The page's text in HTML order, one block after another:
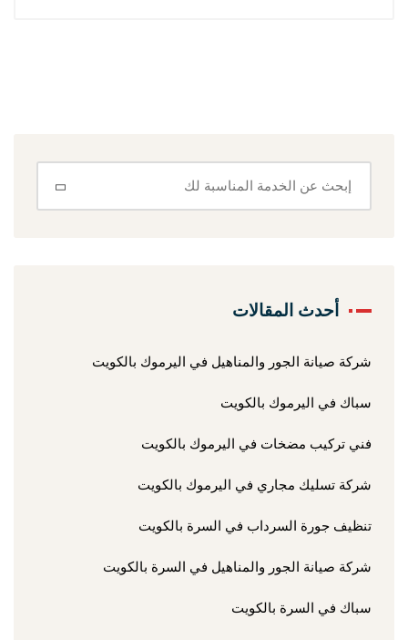
أحدث المقالات
شركة صيانة الجور والمناهيل في اليرموك بالكويت
سباك في اليرموك بالكويت
فني تركيب مضخات في اليرموك بالكويت
شركة تسليك مجاري في اليرموك بالكويت
تنظيف جورة السرداب في السرة بالكويت
شركة صيانة الجور والمناهيل في السرة بالكويت
سباك في السرة بالكويت